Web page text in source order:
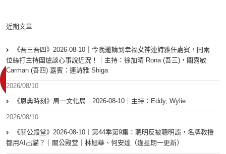
近期文章
《吾三吾四》2026-08-10｜今晚邀請到幸福女神連詩雅任嘉賓，同兩
位絲打主持圍爐談心事說近況！｜主持：徐加晴 Rona (吾三)，關嘉敏
Carman (吾四) 嘉賓：連詩雅 Shiga
2026/08/10
《恩典時刻》周一文化局︱2026-08-10︱主持：Eddy, Wylie
2026/08/10
《關公殿堂》2026-08-10︱第44季第9集：聰明反被聰明誤，名牌教授
都用AI出貓？｜關公殿堂｜林旭華、何安達（逢星期一更新）